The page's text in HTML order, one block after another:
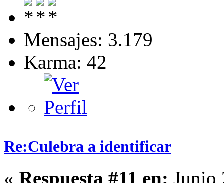
Mensajes: 3.179
Karma: 42
Re:Culebra a identificar
« Respuesta #11 en: Junio